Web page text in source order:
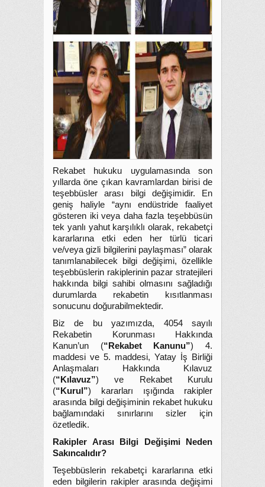
Rekabet hukuku uygulamasında son
yıllarda öne çıkan kavramlardan birisi de
teşebbüsler arası bilgi değişimidir. En
geniş haliyle “aynı endüstride faaliyet
gösteren iki veya daha fazla teşebbüsün
tek yanlı yahut karşılıklı olarak, rekabetçi
kararlarına etki eden her türlü ticari
ve/veya gizli bilgilerini paylaşması” olarak
tanımlanabilecek bilgi değişimi, özellikle
teşebbüslerin rakiplerinin pazar stratejileri
hakkında bilgi sahibi olmasını sağladığı
durumlarda rekabetin kısıtlanması
sonucunu doğurabilmektedir.
Biz de bu yazımızda, 4054 sayılı
Rekabetin Korunması Hakkında
Kanun’un (“Rekabet Kanunu”) 4.
maddesi ve 5. maddesi, Yatay İş Birliği
Anlaşmaları Hakkında Kılavuz
(“Kılavuz”) ve Rekabet Kurulu
(“Kurul”) kararları ışığında rakipler
arasında bilgi değişiminin rekabet hukuku
bağlamındaki sınırlarını sizler için
özetledik.
Rakipler Arası Bilgi Değişimi Neden
Sakıncalıdır?
Teşebbüslerin rekabetçi kararlarına etki
eden bilgilerin rakipler arasında değişimi